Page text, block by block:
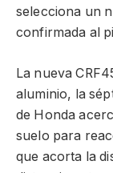
selecciona un
confirmada al
La nueva
aluminio, la
de Honda
suelo para
que acorta la